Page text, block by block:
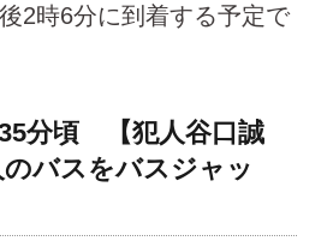
2時6分に到着する予定で
35分頃 【犯人谷口誠
バスをバスジャッ